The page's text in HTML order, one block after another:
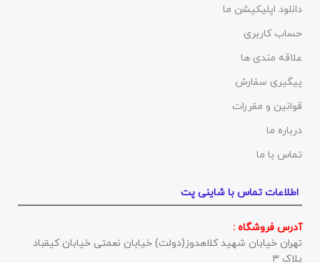
دانلود اپلیکیشن ما
حساب کاربری
علاقه مندی ها
پیگیری سفارش
قوانین و مقررات
درباره ما
تماس با ما
اطلاعات تماس با شاینی پت
آدرس فروشگاه :
تهران خیابان شهید کلاهدوز(دولت) خیابان نعمتی خیابان کیقباد
پلاک ۳